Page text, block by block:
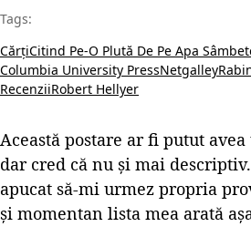
Tags:
CărțiCitind Pe-O Plută De Pe Apa
Columbia University PressNetgalley
RecenziiRobert Hellyer
Această postare ar fi putut
dar cred că nu și mai
apucat să-mi urmez propria
și momentan lista mea arată